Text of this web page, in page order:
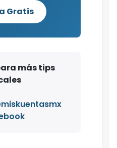
Gratis
más tips